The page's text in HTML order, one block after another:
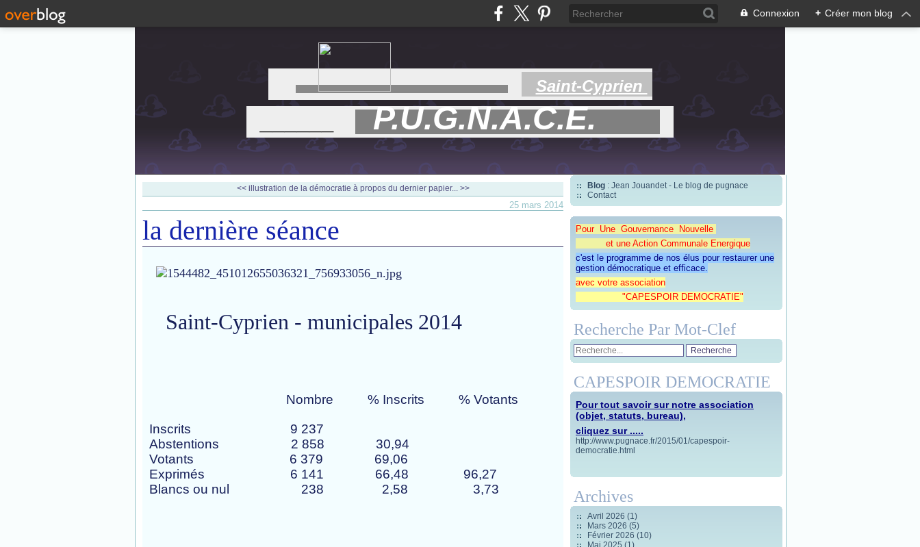
Connexion + Créer mon blog
Saint-Cyprien
P.U.G.N.A.C.E.
<< illustration de la démocratie à propos du dernier papier... >>
25 mars 2014
la dernière séance
Saint-Cyprien - municipales 2014
Nombre % Inscrits % Votants
Inscrits 9 237
Abstentions 2 858 30,94
Votants 6 379 69,06
Exprimés 6 141 66,48 96,27
Blancs ou nul 238 2,58 3,73
Blog : Jean Jouandet - Le blog de pugnace
Contact
Pour Une Gouvernance Nouvelle
et une Action Communale Energique
c'est le programme de nos élus pour restaurer une
gestion démocratique et efficace.
avec votre association
"CAPESPOIR DEMOCRATIE"
Recherche Par Mot-Clef
CAPESPOIR DEMOCRATIE
Pour tout savoir sur notre association
(objet, statuts, bureau),
cliquez sur .....
http://www.pugnace.fr/2015/01/capespoir-
democratie.html
Archives
Avril 2026 (1)
Mars 2026 (5)
Février 2026 (10)
Mai 2025 (1)